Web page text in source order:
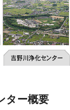
ター概要